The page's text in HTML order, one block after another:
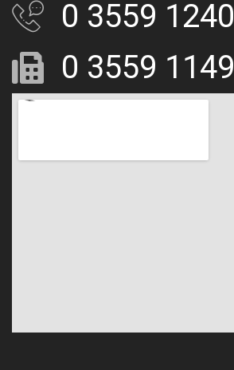
0 3559 1240
0 3559 1149